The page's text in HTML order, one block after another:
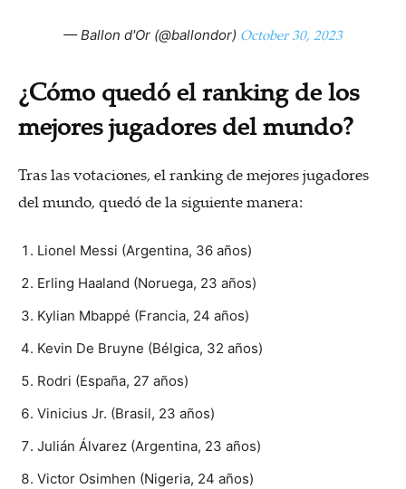
— Ballon d'Or (@ballondor) October 30, 2023
¿Cómo quedó el ranking de los
mejores jugadores del mundo?
Tras las votaciones, el ranking de mejores jugadores
del mundo, quedó de la siguiente manera:
Lionel Messi (Argentina, 36 años)
Erling Haaland (Noruega, 23 años)
Kylian Mbappé (Francia, 24 años)
Kevin De Bruyne (Bélgica, 32 años)
Rodri (España, 27 años)
Vinicius Jr. (Brasil, 23 años)
Julián Álvarez (Argentina, 23 años)
Victor Osimhen (Nigeria, 24 años)